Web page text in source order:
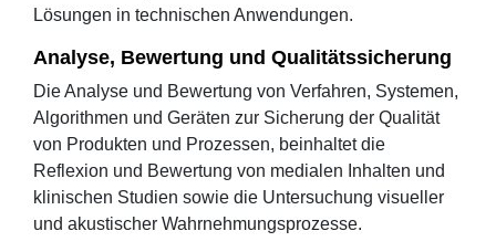
Lösungen in technischen Anwendungen.
Analyse, Bewertung und Qualitätssicherung
Die Analyse und Bewertung von Verfahren, Systemen,
Algorithmen und Geräten zur Sicherung der Qualität
von Produkten und Prozessen, beinhaltet die
Reflexion und Bewertung von medialen Inhalten und
klinischen Studien sowie die Untersuchung visueller
und akustischer Wahrnehmungsprozesse.